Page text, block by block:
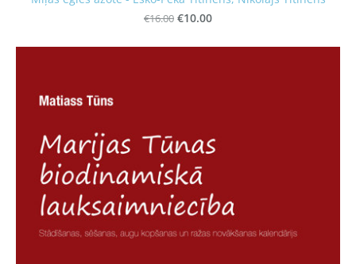
€16.00 €10.00